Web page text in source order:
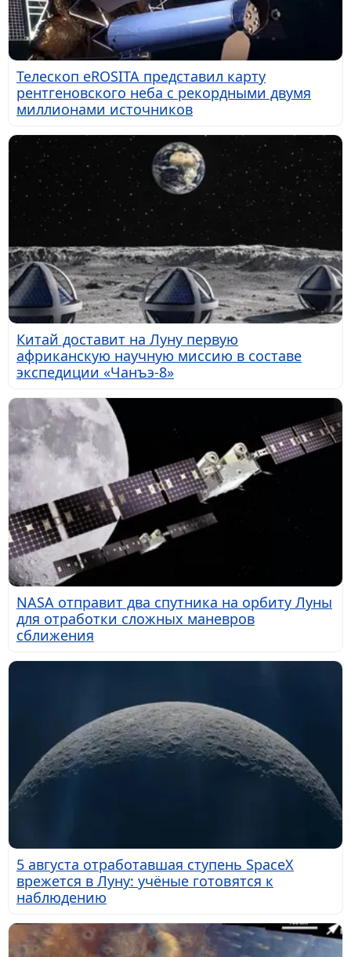
Телескоп eROSITA представил карту
рентгеновского неба с рекордными двумя
миллионами источников
Китай доставит на Луну первую
африканскую научную миссию в составе
экспедиции «Чанъэ-8»
NASA отправит два спутника на орбиту Луны
для отработки сложных маневров
сближения
5 августа отработавшая ступень SpaceX
врежется в Луну: учёные готовятся к
наблюдению